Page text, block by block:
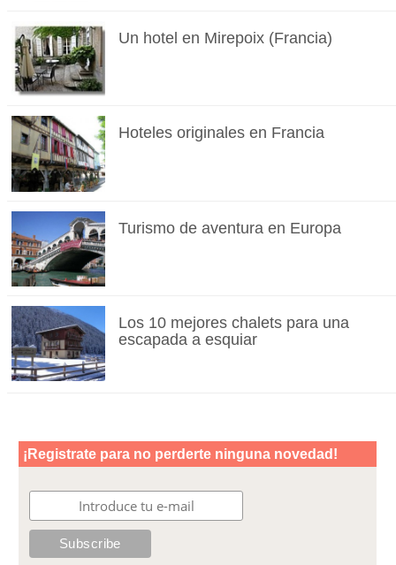
Un hotel en Mirepoix (Francia)
Hoteles originales en Francia
Turismo de aventura en Europa
Los 10 mejores chalets para una
escapada a esquiar